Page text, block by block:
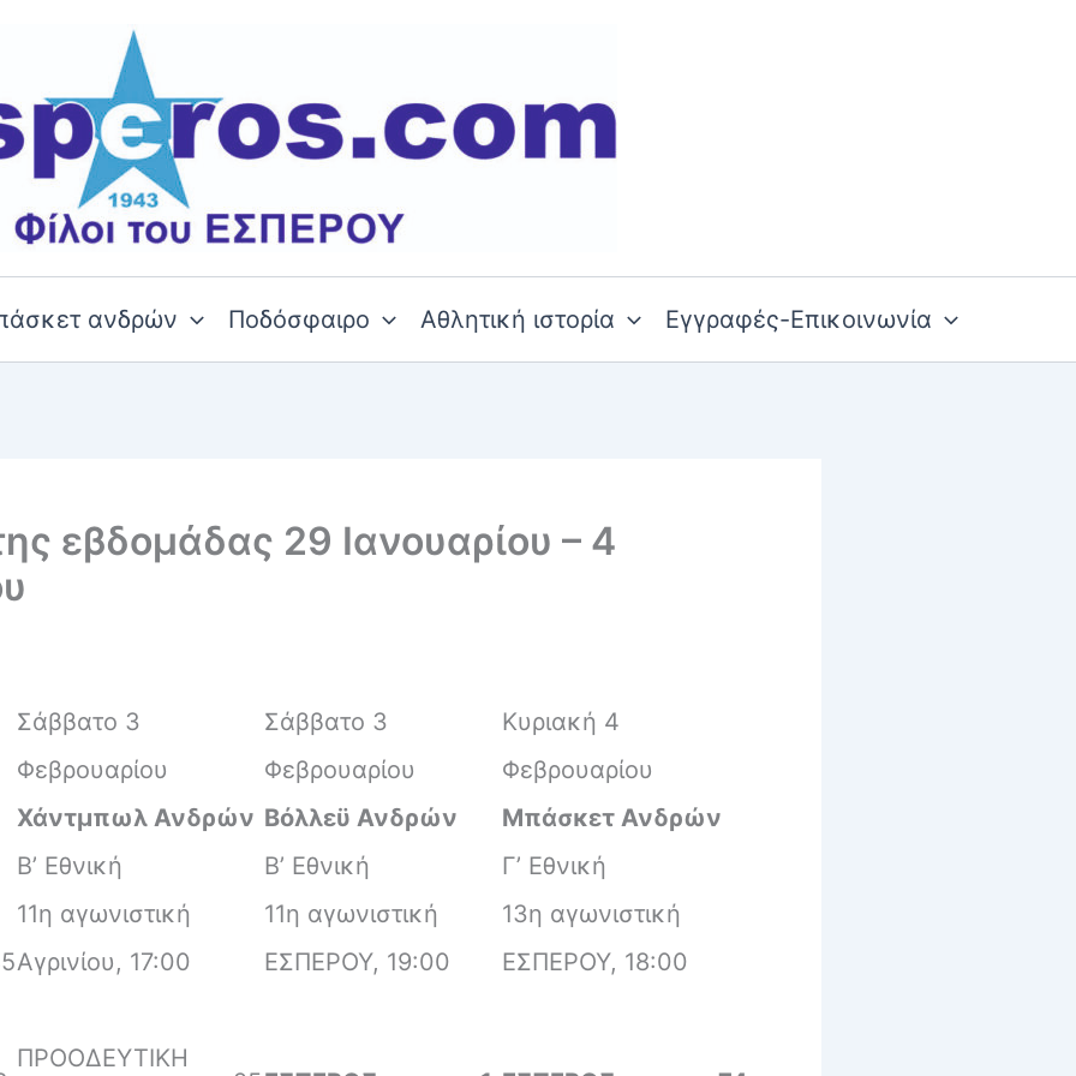
ανδρών Ποδόσφαιρο Αθλητική ιστορία Εγγραφές-Επικοινωνία
εβδομάδας 29 Ιανουαρίου – 4
Σάββατο 3
Φεβρουαρίου
Σάββατο 3
Φεβρουαρίου
Κυριακή 4
Φεβρουαρίου
Χάντμπωλ Ανδρών Βόλλεϋ Ανδρών
Μπάσκετ Ανδρών
Β’ Εθνική Β’ Εθνική
Γ’ Εθνική
11η αγωνιστική 11η αγωνιστική
13η αγωνιστική
Αγρινίου, 17:00 ΕΣΠΕΡΟΥ, 19:00 ΕΣΠΕΡΟΥ, 18:00
ΠΡΟΟΔΕΥΤΙΚΗ